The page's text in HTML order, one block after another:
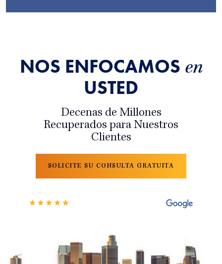
NOS ENFOCAMOS en
USTED
Decenas de Millones
Recuperados para Nuestros
Clientes
SOLICITE SU CONSULTA GRATUITA